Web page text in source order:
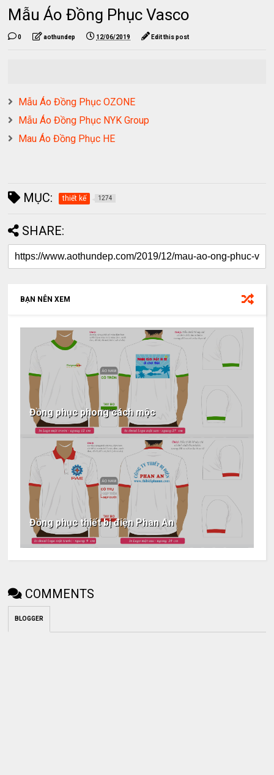
Mẫu Áo Đồng Phục Vasco
0 aothundep 12/06/2019 Edit this post
Mẫu Áo Đồng Phục OZONE
Mẫu Áo Đồng Phục NYK Group
Mau Áo Đồng Phục HE
MỤC: thiết kế 1274
SHARE:
BẠN NÊN XEM
Đồng phục phong cách mộc
Đồng phục thiết bị điện Phan An
COMMENTS
BLOGGER